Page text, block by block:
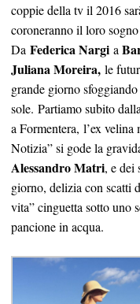
coppie della tv il 2016
coroneranno il loro
Da Federica Nargi a
Juliana Moreira, le
grande giorno
sole. Partiamo subito
a Formentera, l’ex
Notizia” si gode la
Alessandro Matri, e dei
giorno, delizia con scatti
vita” cinguetta sotto uno
pancione in acqua.